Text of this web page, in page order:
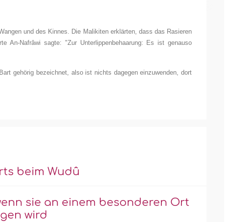
und des Kinnes. Die Malikiten erklärten, dass das Rasieren
An-Nafrâwi sagte: "Zur Unterlippenbehaarung: Es ist genauso
gehörig bezeichnet, also ist nichts dagegen einzuwenden, dort
beim Wudû
sie an einem besonderen Ort
wird